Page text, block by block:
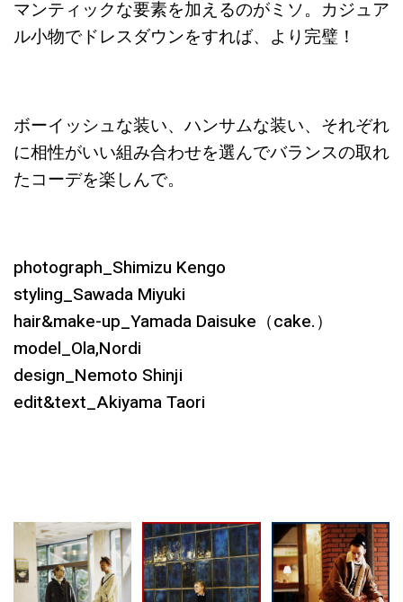
マンティックな要素を加えるのがミソ。カジュア
ル小物でドレスダウンをすれば、より完璧！
ボーイッシュな装い、ハンサムな装い、それぞれ
に相性がいい組み合わせを選んでバランスの取れ
たコーデを楽しんで。
photograph_Shimizu Kengo
styling_Sawada Miyuki
hair&make-up_Yamada Daisuke（cake.）
model_Ola,Nordi
design_Nemoto Shinji
edit&text_Akiyama Taori